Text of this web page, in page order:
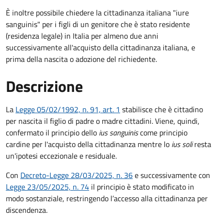
È inoltre possibile chiedere la cittadinanza italiana "iure
sanguinis" per i figli di un genitore che è stato residente
(residenza legale) in Italia per almeno due anni
successivamente all'acquisto della cittadinanza italiana, e
prima della nascita o adozione del richiedente.
Descrizione
La Legge 05/02/1992, n. 91, art. 1 stabilisce che è cittadino
per nascita il figlio di padre o madre cittadini. Viene, quindi,
confermato il principio dello ius sanguiniscome principio
cardine per l'acquisto della cittadinanza mentre lo ius soliresta
un'ipotesi eccezionale e residuale.
Con Decreto-Legge 28/03/2025, n. 36e successivamente con
Legge 23/05/2025, n. 74 il principio è stato modificato in
modo sostanziale, restringendo l’accesso alla cittadinanza per
discendenza.